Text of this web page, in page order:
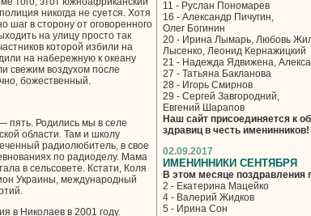
никогда не суется. Хотя
шаг в сторону от оговоренного
на улицу просто так
которой избили на
на набережную к океану
свежим воздухом после
божественный.
пять. Родились мы в селе
области. Там и школу
радиолюбитель, в свое
по радиоделу. Мама
в сельсовете. Кстати, Коля
Украины, международный
в Николаев в 2001 году.
11 - Руслан Пономарев
16 - Александр Пичугин,
Олег Богинин
20 - Ирина Лымарь, Любовь
Лысенко, Леонид Кернажицкий
21 - Надежда Ядвижена,
27 - Татьяна Бакланова
28 - Игорь Смирнов
29 - Сергей Завгородний,
Евгений Шарапов
Наш сайт присоединяется к
здравиц в честь именинников!
02.09.2017
ИМЕНИННИКИ СЕНТЯБРЯ
В этом месяце поздравления
2 - Екатерина Мацейко
4 - Валерий Жидков
5 - Ирина Сон